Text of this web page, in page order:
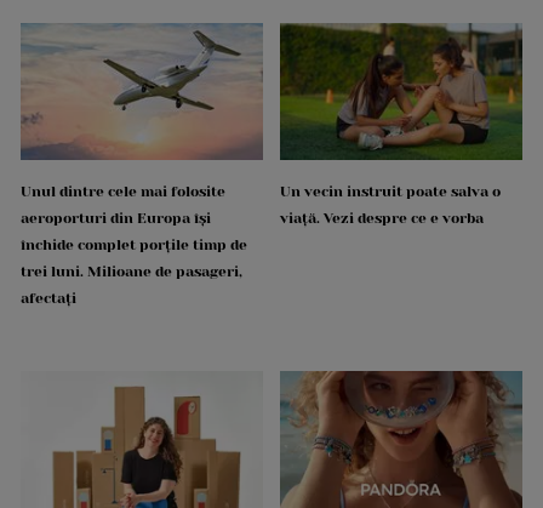
Unul dintre cele mai folosite
aeroporturi din Europa își
închide complet porțile timp de
trei luni. Milioane de pasageri,
afectați
Un vecin instruit poate salva o
viață. Vezi despre ce e vorba